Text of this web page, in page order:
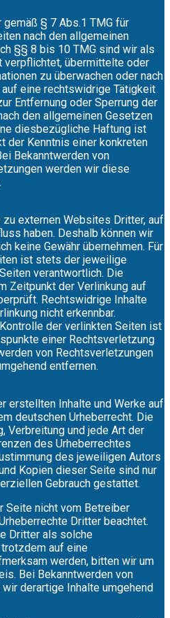
§ 7 Abs.1 TMG für
nach den allgemeinen
§§ 8 bis 10 TMG sind wir als
verpflichtet, übermittelte oder
zu überwachen oder nach
eine rechtswidrige Tätigkeit
Entfernung oder Sperrung der
den allgemeinen Gesetzen
diesbezügliche Haftung ist
der Kenntnis einer konkreten
Bekanntwerden von
werden wir diese
externen Websites Dritter, auf
haben. Deshalb können wir
keine Gewähr übernehmen. Für
ist stets der jeweilige
verantwortlich. Die
Zeitpunkt der Verlinkung auf
Rechtswidrige Inhalte
nicht erkennbar.
der verlinkten Seiten ist
einer Rechtsverletzung
von Rechtsverletzungen
entfernen.
erstellten Inhalte und Werke auf
deutschen Urheberrecht. Die
Verbreitung und jede Art der
des Urheberrechtes
des jeweiligen Autors
Kopien dieser Seite sind nur
Gebrauch gestattet.
Seite nicht vom Betreiber
Dritter beachtet.
Dritter als solche
auf eine
werden, bitten wir um
Bei Bekanntwerden von
derartige Inhalte umgehend